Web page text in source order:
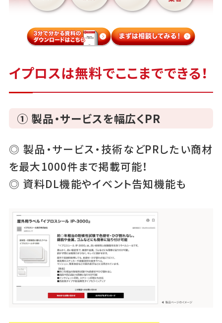
イプロスは無料でここまでできる！
① 製品・サービスを幅広くPR
◎ 製品・サービス・技術などPRしたい商材
を最大1000件まで掲載可能！
◎ 資料DL機能やイベント告知機能も